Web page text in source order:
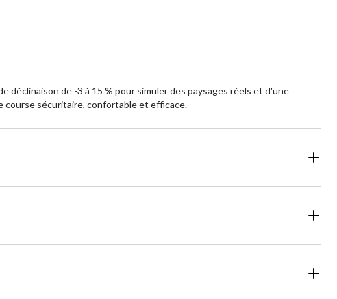
déclinaison de -3 à 15 % pour simuler des paysages réels et d'une
course sécuritaire, confortable et efficace.